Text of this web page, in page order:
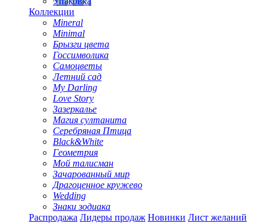
Коллекции
Mineral
Minimal
Брызги цвета
Госсимволика
Самоцветы
Летний сад
My Darling
Love Story
Зазеркалье
Магия султанита
Серебряная Птица
Black&White
Геометрия
Мой талисман
Зачарованный мир
Драгоценное кружево
Wedding
Знаки зодиака
Распродажа Лидеры продаж Новинки Лист желаний